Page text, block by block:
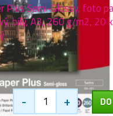
Plus Semi-Glossy, foto
bílý, A3, 260 g/m2, 20
- +